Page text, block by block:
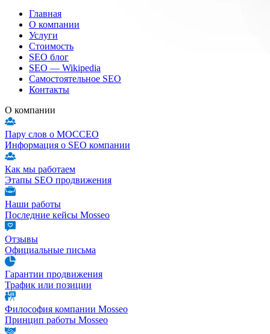
Главная
О компании
Услуги
Стоимость
SEO блог
SEO — Wikipedia
Самостоятельное SEO
Контакты
О компании
Пару слов о МОССЕО
Информация о SEO компании
Как мы работаем
Этапы SEO продвижения
Наши работы
Последние кейсы Mosseo
Отзывы
Официальные письма
Гарантии продвижения
Трафик или позиции
Философия компании Mosseo
Принцип работы Mosseo